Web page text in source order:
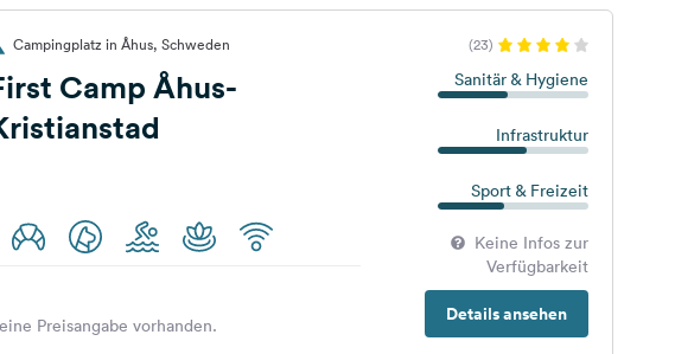
Campingplatz in Åhus, Schweden (23)
Camp Åhus-
Sanitär & Hygiene
Infrastruktur
Sport & Freizeit
Keine Infos zur
Verfügbarkeit
Details ansehen
Preisangabe vorhanden.